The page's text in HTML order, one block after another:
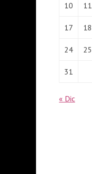
10 11
17 18
24 25
31
« Dic